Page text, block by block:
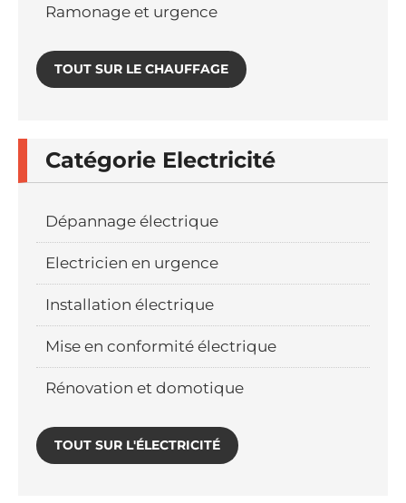
Ramonage et urgence
TOUT SUR LE CHAUFFAGE
Catégorie Electricité
Dépannage électrique
Electricien en urgence
Installation électrique
Mise en conformité électrique
Rénovation et domotique
TOUT SUR L'ÉLECTRICITÉ